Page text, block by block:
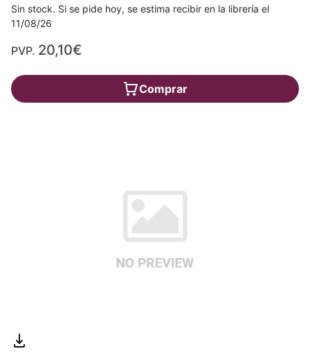
Sin stock. Si se pide hoy, se estima recibir en la librería el
11/08/26
PVP. 20,10€
Comprar